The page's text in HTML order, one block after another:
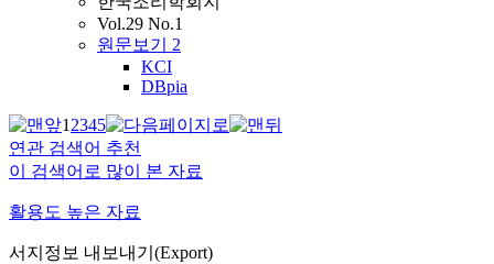
Vol.29 No.1
원문보기 2
KCI
DBpia
12345
연관 검색어 추천
이 검색어로 많이 본 자료
활용도 높은 자료
서지정보 내보내기(Export)